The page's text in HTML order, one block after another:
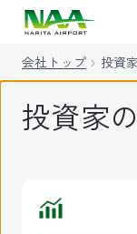
会社トップ 投資
投資家